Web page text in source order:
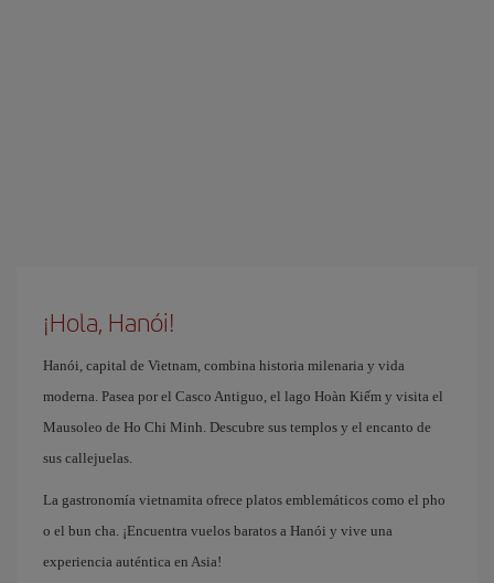
¡Hola, Hanói!
Hanói, capital de Vietnam, combina historia milenaria y vida
moderna. Pasea por el Casco Antiguo, el lago Hoàn Kiếm y visita el
Mausoleo de Ho Chi Minh. Descubre sus templos y el encanto de
sus callejuelas.
La gastronomía vietnamita ofrece platos emblemáticos como el pho
o el bun cha. ¡Encuentra vuelos baratos a Hanói y vive una
experiencia auténtica en Asia!